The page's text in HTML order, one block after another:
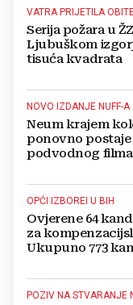
VATRA PRIJETILA
Serija požara u
Ljubuškom
tisuća kvadrata
NOVO IZDANJE NUFF-A
Neum krajem
ponovno postaje
podvodnog
OPĆI IZBOREI U BIH
Ovjerene 64
za
Ukupuno 773
POZIV NA STVARANJE